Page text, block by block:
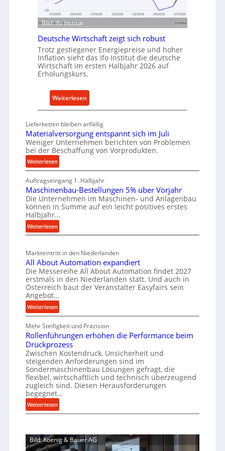
u
s
t
r
i
e
E
r
s
a
t
z
t
e
n
ü
r
n
a
c
a
i
g
e
W
k
z
e
a
u
p
r
e
s
s
Bild: Ifo Institut
Deutsche Wirtschaft zeigt sich robust
Trotz gestiegener Energiepreise und hoher
Inflation sieht das Ifo Institut die deutsche
Wirtschaft im ersten Halbjahr 2026 auf
Erholungskurs.
Weiterlesen:
D
u
t
s
h
e
W
s
h
a
f
t
i
g
t
s
i
c
h
b
s
t
Lieferketten bleiben anfällig
Materialversorgung entspannt sich im Juli
Weniger Unternehmen berichten von Problemen
bei der Beschaffung von Vorprodukten.
Weiterlesen:
M
a
t
e
r
i
a
l
e
r
s
o
g
u
n
g
e
n
t
s
p
a
n
n
i
c
Auftragseingang 1. Halbjahr
Maschinenbau-Bestellungen 5% über Vorjahr
Die Unternehmen im Maschinen- und Anlagenbau
können in Summe auf ein leicht positives erstes
Halbjahr…
Weiterlesen:
M
s
c
h
i
n
e
n
a
u
-
B
e
s
t
e
l
l
n
g
Markteintritt in den Niederlanden
All About Automation expandiert
Die Messereihe All About Automation findet 2027
erstmals in den Niederlanden statt. Und auch in
Österreich baut der Veranstalter Easyfairs sein
Angebot…
Weiterlesen:
A
l
l
A
b
o
u
t
A
u
t
a
Mehr Steifigkeit und Präzision
Rollenführungen erhöhen die Performance beim
Drückprozess
Zwischen Kostendruck, Unsicherheit und
steigenden Anforderungen sind im
Sondermaschinenbau Lösungen gefragt, die
flexibel, wirtschaftlich und technisch überzeugend
zugleich sind. Diesen Herausforderungen
begegnet…
Weiterlesen:
R
l
l
Bild: Koenig & Bauer AG